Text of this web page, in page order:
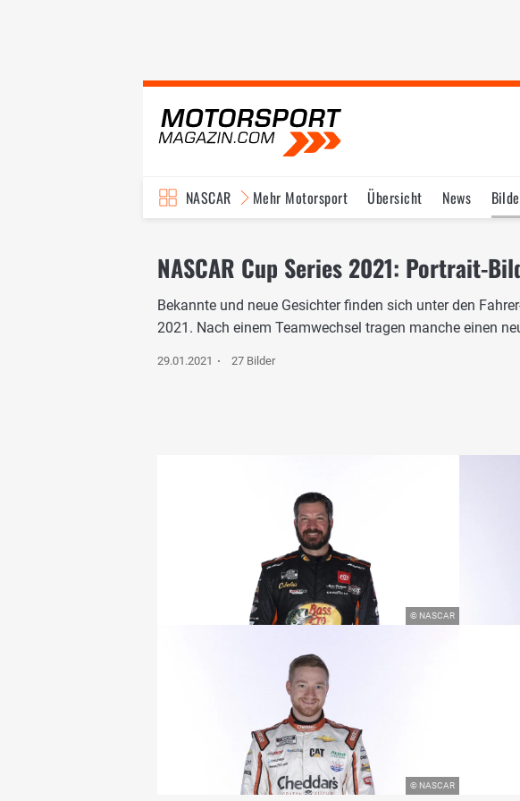
NASCAR Mehr Motorsport Übersicht News
NASCAR Cup Series 2021: Portrait-
Bekannte und neue Gesichter finden sich unter den
2021. Nach einem Teamwechsel tragen manche einen
29.01.2021 27 Bilder